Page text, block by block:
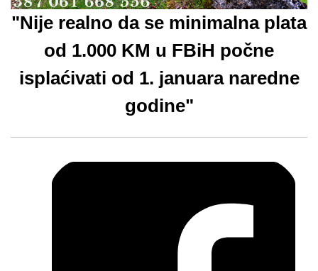
"Nije realno da se minimalna plata
od 1.000 KM u FBiH počne
isplaćivati od 1. januara naredne
godine"